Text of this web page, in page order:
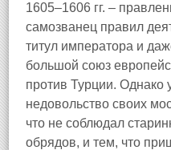
1605–1606 гг. –
самозванец правил
титул императора и
большой союз
против Турции. Однако
недовольство своих
что не соблюдал
обрядов, и тем, что